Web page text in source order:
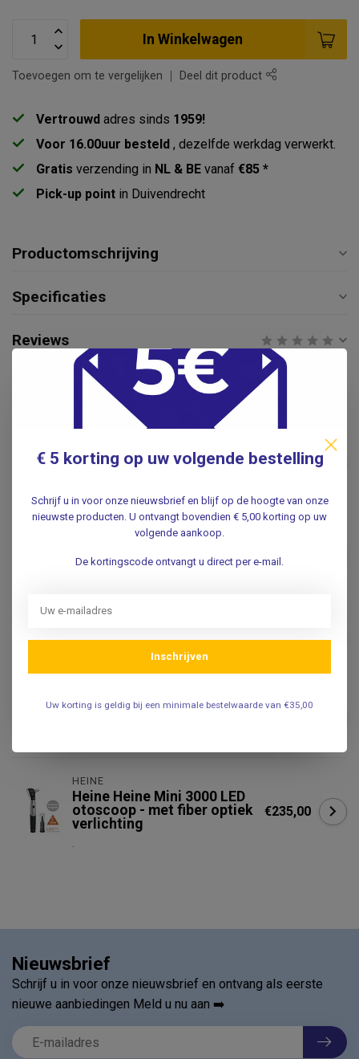
In Winkelwagen
Toevoegen om te vergelijken Deel dit product
Vertrouwd adres sinds 1959!
Voor 16.00uur besteld , dezelfde werkdag verwerkt.
Gratis verzending in NL & BE vanaf €85 *
Pick-up point in Duivendrecht
Productomschrijving
Specificaties
Reviews
Gerelateerde producten
HEINE
otoscoop - directe
.
€119,50
Color Otoscoop basic - met
€47,50
Pocket Otoscoop Zwart -
Verlichting in Soft Pouch
Basic Otoscoop - met LED
verlichting
€59,95
HEINE
Heine Heine Mini 3000 LED
otoscoop - met fiber optiek
verlichting
.
€235,00
Nieuwsbrief
Schrijf u in voor onze nieuwsbrief en ontvang als eerste
nieuwe aanbiedingen Meld u nu aan ➡️
€ 5 korting op uw volgende bestelling
Schrijf u in voor onze nieuwsbrief en blijf op de hoogte van onze
nieuwste producten. U ontvangt bovendien € 5,00 korting op uw
volgende aankoop.
De kortingscode ontvangt u direct per e-mail.
Inschrijven
Uw korting is geldig bij een minimale bestelwaarde van €35,00